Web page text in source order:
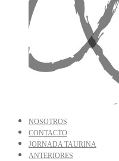
NOSOTROS
CONTACTO
JORNADA TAURINA
ANTERIORES